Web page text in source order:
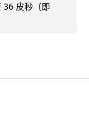
36 皮秒（即